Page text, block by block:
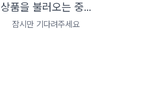
상품을 불러오는 중...
잠시만 기다려주세요